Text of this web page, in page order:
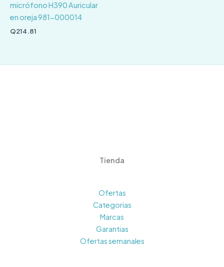
micrófono H390 Auricular
en oreja 981-000014
Q214.81
Tienda
Ofertas
Categorias
Marcas
Garantias
Ofertas semanales